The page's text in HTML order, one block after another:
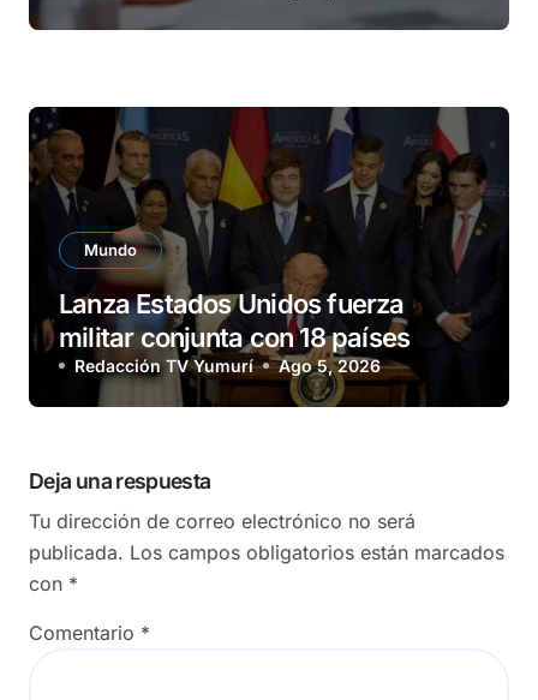
Mundo
Lanza Estados Unidos fuerza
militar conjunta con 18 países
Redacción TV Yumurí Ago 5, 2026
Deja una respuesta
Tu dirección de correo electrónico no será
publicada. Los campos obligatorios están marcados
con *
Comentario *